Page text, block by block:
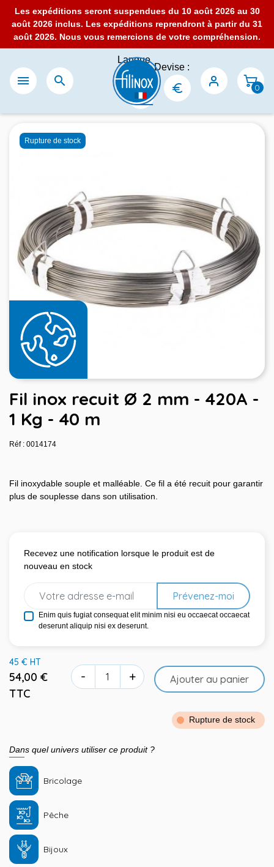
Les expéditions seront suspendues du 10 août 2026 au 30
août 2026 inclus. Les expéditions reprendront à partir du 31
août 2026. Nous vous remercions de votre compréhension.
 
Langue
:
Devise :
0
Rupture de stock
Fil inox recuit Ø 2 mm - 420A -
1 Kg - 40 m
Réf : 0014174
Fil inoxydable souple et malléable. Ce fil a été recuit pour garantir
plus de souplesse dans son utilisation.
Recevez une notification lorsque le produit est de
nouveau en stock
Prévenez-moi
Enim quis fugiat consequat elit minim nisi eu occaecat occaecat
deserunt aliquip nisi ex deserunt.
45 € HT
54,00 €
TTC
- + Ajouter au panier
Rupture de stock
Dans quel univers utiliser ce produit ?
Bricolage
Pêche
Bijoux